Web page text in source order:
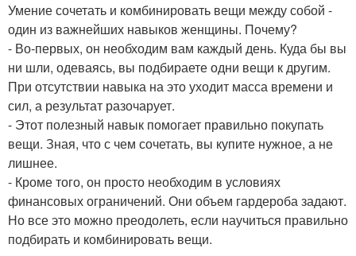
Умение сочетать и комбинировать вещи между собой -
один из важнейших навыков женщины. Почему?
- Во-первых, он необходим вам каждый день. Куда бы вы
ни шли, одеваясь, вы подбираете одни вещи к другим.
При отсутствии навыка на это уходит масса времени и
сил, а результат разочарует.
- Этот полезный навык помогает правильно покупать
вещи. Зная, что с чем сочетать, вы купите нужное, а не
лишнее.
- Кроме того, он просто необходим в условиях
финансовых ограничений. Они объем гардероба задают.
Но все это можно преодолеть, если научиться правильно
подбирать и комбинировать вещи.